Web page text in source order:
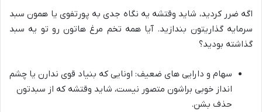
اگه ضرر کردید، شاید وقتشه یه نگاه جدی به پورتفوی یا همون سبد
سرمایه گذاریتون بندازید. آیا همه تخم مرغ هاتون رو تو یه سبد
گذاشته بودید؟
سهام و دارایی های ضعیف: اونایی که بنیاد قوی ندارن یا چشم
انداز خوبی براشون متصور نیست، شاید وقتشه که از سبدتون
حذف بشن.